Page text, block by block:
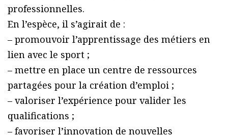
professionnelles.
En l’espèce, il s’agirait de :
– promouvoir l’apprentissage des métiers en
lien avec le sport ;
– mettre en place un centre de ressources
partagées pour la création d’emploi ;
– valoriser l’expérience pour valider les
qualifications ;
– favoriser l’innovation de nouvelles